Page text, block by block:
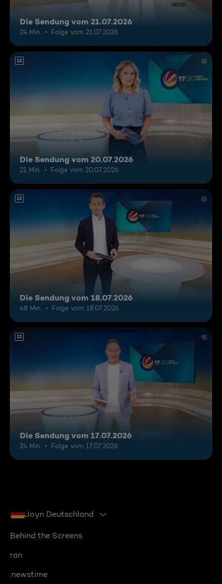
Die Sendung vom 21.07.2026
24 Min. Folge vom 21.07.2026
12
Die Sendung vom 20.07.2026
21 Min. Folge vom 20.07.2026
12
Die Sendung vom 18.07.2026
48 Min. Folge vom 18.07.2026
12
Die Sendung vom 17.07.2026
24 Min. Folge vom 17.07.2026
Joyn Deutschland
Behind the Screens
ran
:newstime